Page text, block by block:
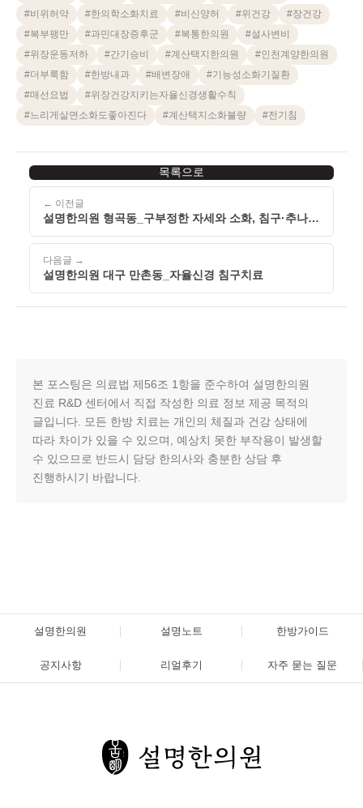
#비위허약 #한의학소화치료 #비신양허 #위건강 #장건강
#복부팽만 #과민대장증후군 #복통한의원 #설사변비
#위장운동저하 #간기승비 #계산택지한의원 #인천계양한의원
#더부룩함 #한방내과 #배변장애 #기능성소화기질환
#매선요법 #위장건강지키는자율신경생활수칙
#느리게살면소화도좋아진다 #계산택지소화불량 #전기침
← 이전글
설명한의원 형곡동_구부정한 자세와 소화, 침구·추나로
살핍니다
목록으로
다음글 →
설명한의원 대구 만촌동_자율신경 침구치료
본 포스팅은 의료법 제56조 1항을 준수하여 설명한의원
진료 R&D 센터에서 직접 작성한 의료 정보 제공 목적의
글입니다. 모든 한방 치료는 개인의 체질과 건강 상태에
따라 차이가 있을 수 있으며, 예상치 못한 부작용이 발생할
수 있으므로 반드시 담당 한의사와 충분한 상담 후
진행하시기 바랍니다.
설명한의원 설명노트 한방가이드
공지사항 리얼후기 자주 묻는 질문